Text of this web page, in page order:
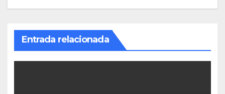
Entrada relacionada